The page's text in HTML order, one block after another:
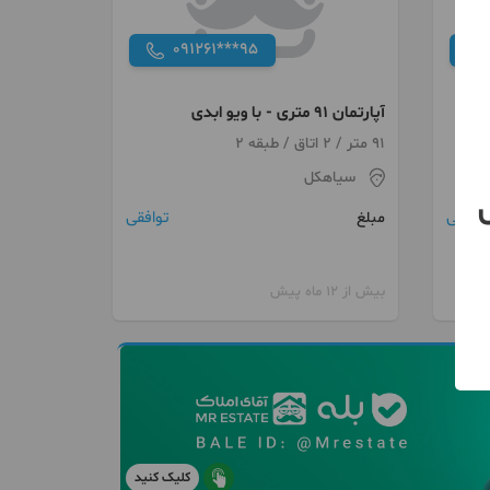
توافقی
091261***95
آپارتمان 91 متری - با ویو ابدی
91 متر / 2 اتاق / طبقه 2
سیاهکل
مبلغ
توافقی
بیش از 12 ماه پیش
کلیک کنید